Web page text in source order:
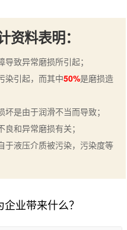
资料表明：
导致异常磨损所引起；
染引起，而其中50%是磨损造
坏是由于润滑不当而导致；
良和异常磨损有关；
于液压介质被污染，污染度等
业带来什么？